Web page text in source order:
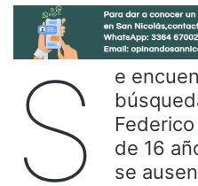
S
e
de 16
se